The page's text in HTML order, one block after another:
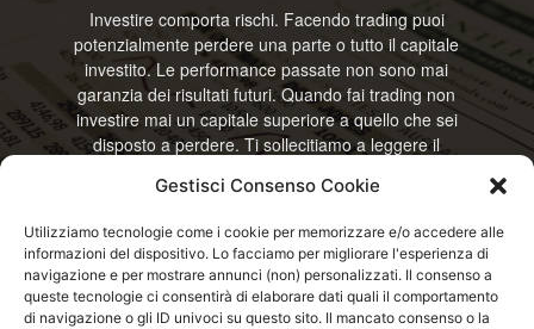
Gestisci Consenso Cookie
Utilizziamo tecnologie come i cookie per memorizzare e/o accedere alle
informazioni del dispositivo. Lo facciamo per migliorare l'esperienza di
navigazione e per mostrare annunci (non) personalizzati. Il consenso a
queste tecnologie ci consentirà di elaborare dati quali il comportamento
di navigazione o gli ID univoci su questo sito. Il mancato consenso o la
Investire comporta rischi. Facendo trading puoi
potenzialmente perdere una parte o tutto il capitale
investito. Le performance passate non sono mai
garanzia dei risultati futuri. Quando fai trading non
investire mai un capitale superiore a quello che sei
disposto a perdere. Ti sollecitiamo a leggere il
RisparmiOggi non offre alcun genere di consulenza
informazioni riportate. Continuando ad accedere o
a usare questo sito o ogni servizio disponibile
questo sito, dichiari di accettare termini e condizioni
previste. © RisparmiOggi